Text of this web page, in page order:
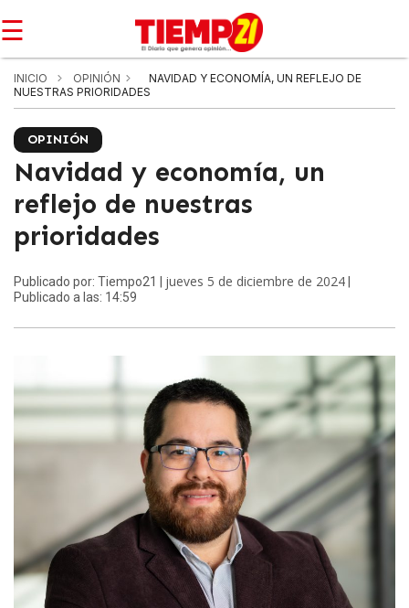
☰
INICIO OPINIÓN
NAVIDAD Y ECONOMÍA, UN REFLEJO DE
NUESTRAS PRIORIDADES
OPINIÓN
Navidad y economía, un
reflejo de nuestras
prioridades
Publicado por: Tiempo21 | jueves 5 de diciembre de 2024
Publicado a las: 14:59